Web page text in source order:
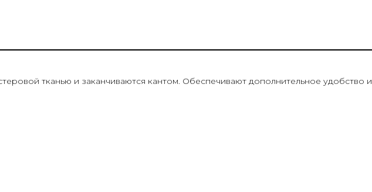
тканью и заканчиваются кантом. Обеспечивают дополнительное удобство и